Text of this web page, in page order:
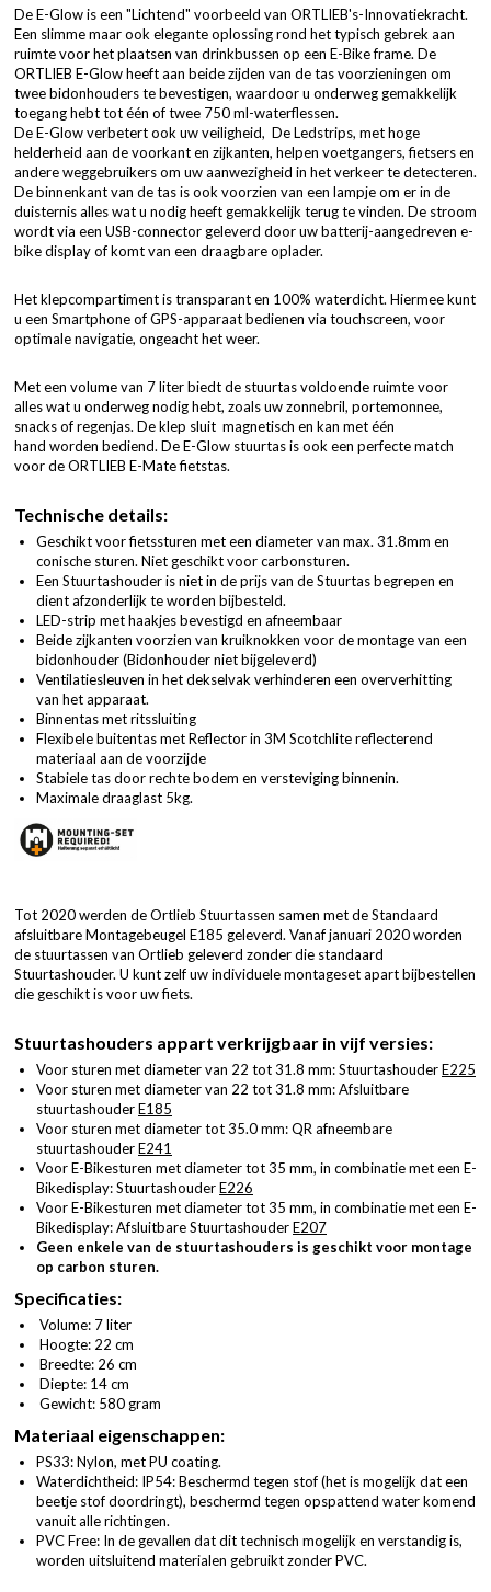
De E-Glow is een "Lichtend" voorbeeld van ORTLIEB's-Innovatiekracht.
Een slimme maar ook elegante oplossing rond het typisch gebrek aan
ruimte voor het plaatsen van drinkbussen op een E-Bike frame. De
ORTLIEB E-Glow heeft aan beide zijden van de tas voorzieningen om
twee bidonhouders te bevestigen, waardoor u onderweg gemakkelijk
toegang hebt tot één of twee 750 ml-waterflessen.
De E-Glow verbetert ook uw veiligheid, De Ledstrips, met hoge
helderheid aan de voorkant en zijkanten, helpen voetgangers, fietsers en
andere weggebruikers om uw aanwezigheid in het verkeer te detecteren.
De binnenkant van de tas is ook voorzien van een lampje om er in de
duisternis alles wat u nodig heeft gemakkelijk terug te vinden. De stroom
wordt via een USB-connector geleverd door uw batterij-aangedreven e-
bike display of komt van een draagbare oplader.
Het klepcompartiment is transparant en 100% waterdicht. Hiermee kunt
u een Smartphone of GPS-apparaat bedienen via touchscreen, voor
optimale navigatie, ongeacht het weer.
Met een volume van 7 liter biedt de stuurtas voldoende ruimte voor
alles wat u onderweg nodig hebt, zoals uw zonnebril, portemonnee,
snacks of regenjas. De klep sluit magnetisch en kan met één
hand worden bediend. De E-Glow stuurtas is ook een perfecte match
voor de ORTLIEB E-Mate fietstas.
Technische details:
Geschikt voor fietssturen met een diameter van max. 31.8mm en
conische sturen. Niet geschikt voor carbonsturen.
Een Stuurtashouder is niet in de prijs van de Stuurtas begrepen en
dient afzonderlijk te worden bijbesteld.
LED-strip met haakjes bevestigd en afneembaar
Beide zijkanten voorzien van kruiknokken voor de montage van een
bidonhouder (Bidonhouder niet bijgeleverd)
Ventilatiesleuven in het dekselvak verhinderen een oververhitting
van het apparaat.
Binnentas met ritssluiting
Flexibele buitentas met Reflector in 3M Scotchlite reflecterend
materiaal aan de voorzijde
Stabiele tas door rechte bodem en versteviging binnenin.
Maximale draaglast 5kg.
Tot 2020 werden de Ortlieb Stuurtassen samen met de Standaard
afsluitbare Montagebeugel E185 geleverd. Vanaf januari 2020 worden
de stuurtassen van Ortlieb geleverd zonder die standaard
Stuurtashouder. U kunt zelf uw individuele montageset apart bijbestellen
die geschikt is voor uw fiets.
Stuurtashouders appart verkrijgbaar in vijf versies:
Voor sturen met diameter van 22 tot 31.8 mm: StuurtashouderE225
Voor sturen met diameter van 22 tot 31.8 mm: Afsluitbare
stuurtashouderE185
Voor sturen met diameter tot 35.0 mm: QR afneembare
stuurtashouderE241
Voor E-Bikesturen met diameter tot 35 mm, in combinatie met een E-
Bikedisplay: StuurtashouderE226
Voor E-Bikesturen met diameter tot 35 mm, in combinatie met een E-
Bikedisplay: Afsluitbare StuurtashouderE207
Geen enkele van de stuurtashouders is geschikt voor montage
op carbon sturen.
Specificaties:
Volume: 7 liter
Hoogte: 22 cm
Breedte: 26 cm
Diepte: 14 cm
Gewicht: 580 gram
Materiaal eigenschappen:
PS33: Nylon, met PU coating.
Waterdichtheid: IP54: Beschermd tegen stof (het is mogelijk dat een
beetje stof doordringt), beschermd tegen opspattend water komend
vanuit alle richtingen.
PVC Free: In de gevallen dat dit technisch mogelijk en verstandig is,
worden uitsluitend materialen gebruikt zonder PVC.